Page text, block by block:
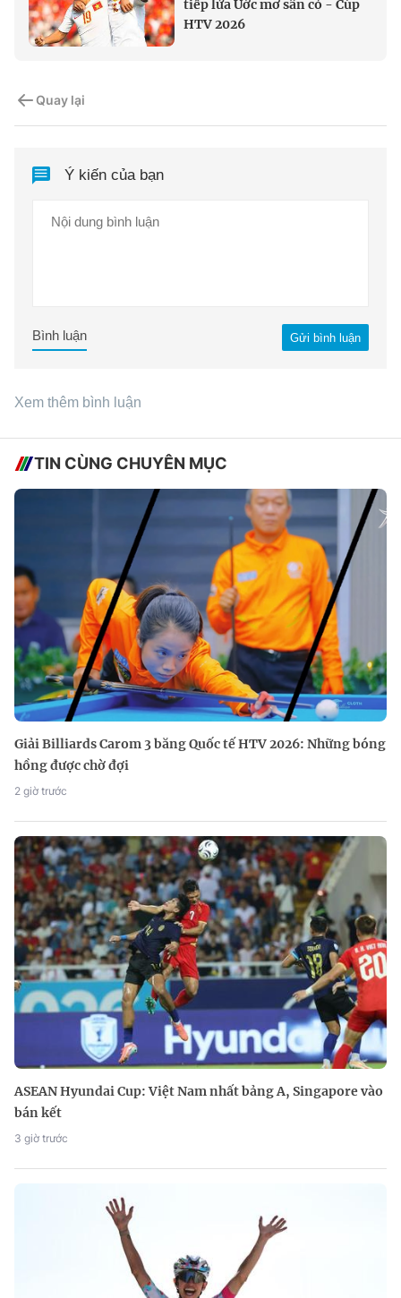
tiếp lửa Ước mơ sân cỏ - Cúp
HTV 2026
Quay lại
Ý kiến của bạn
Gửi bình luận
Bình luận
Xem thêm bình luận
TIN CÙNG CHUYÊN MỤC
Giải Billiards Carom 3 băng Quốc tế HTV 2026: Những bóng
hồng được chờ đợi
2 giờ trước
ASEAN Hyundai Cup: Việt Nam nhất bảng A, Singapore vào
bán kết
3 giờ trước